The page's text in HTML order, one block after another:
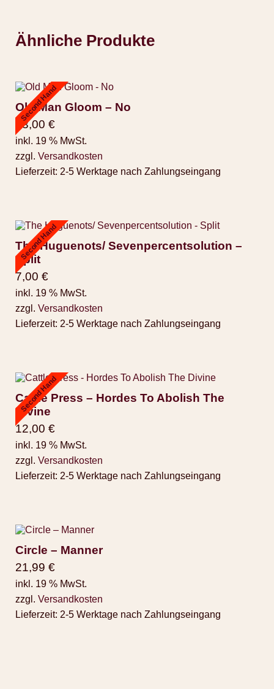
Ähnliche Produkte
Second Hand
Old Man Gloom – No
43,00 €
inkl. 19 % MwSt.
zzgl. Versandkosten
Lieferzeit: 2-5 Werktage nach Zahlungseingang
Second Hand
The Huguenots/ Sevenpercentsolution –
Split
7,00 €
inkl. 19 % MwSt.
zzgl. Versandkosten
Lieferzeit: 2-5 Werktage nach Zahlungseingang
Second Hand
Cattle Press – Hordes To Abolish The
Divine
12,00 €
inkl. 19 % MwSt.
zzgl. Versandkosten
Lieferzeit: 2-5 Werktage nach Zahlungseingang
Circle ‎– Manner
21,99 €
inkl. 19 % MwSt.
zzgl. Versandkosten
Lieferzeit: 2-5 Werktage nach Zahlungseingang